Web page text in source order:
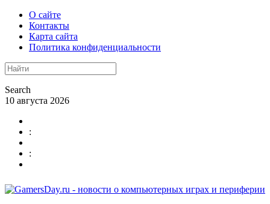
О сайте
Контакты
Карта сайта
Политика конфиденциальности
Search
10 августа 2026
:
: